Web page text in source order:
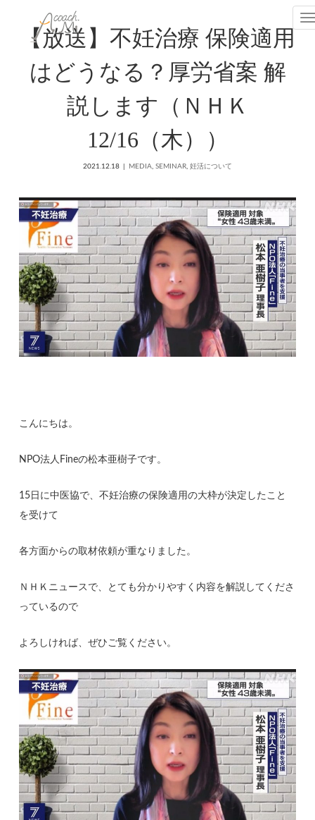
【放送】不妊治療 保険適用
はどうなる？厚労省案 解
説します（ＮＨＫ
12/16（木））
2021.12.18 MEDIA, SEMINAR, 妊活について
こんにちは。
NPO法人Fineの松本亜樹子です。
15日に中医協で、不妊治療の保険適用の大枠が決定したこと
を受けて
各方面からの取材依頼が重なりました。
ＮＨＫニュースで、とても分かりやすく内容を解説してくださ
っているので
よろしければ、ぜひご覧ください。